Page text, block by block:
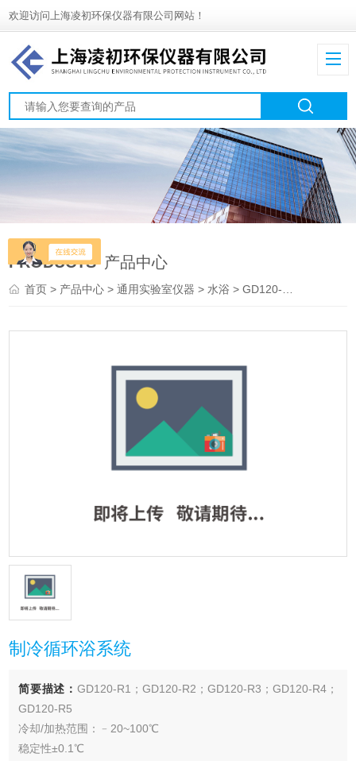
欢迎访问上海凌初环保仪器有限公司网站！
PRODUCTS 产品中心
首页> 产品中心 >通用实验室仪器 >水浴 > GD120-R2制冷循环浴系统
制冷循环浴系统
简要描述： GD120-R1；GD120-R2；GD120-R3；GD120-R4；
GD120-R5
冷却/加热范围：﹣20~100℃
稳定性±0.1℃